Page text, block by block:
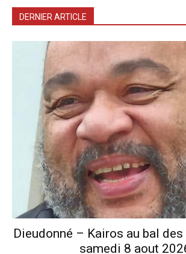
DERNIER ARTICLE
Dieudonné – Kairos au bal
samedi 8 aout